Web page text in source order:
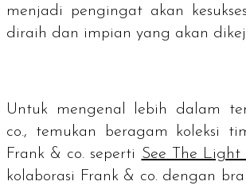
menjadi pengingat akan
diraih dan impian yang akan
Untuk mengenal lebih dalam
co., temukan beragam koleksi
Frank & co. seperti See The Light
kolaborasi Frank & co. dengan